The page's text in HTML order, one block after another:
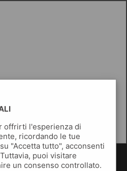
offrirti l'esperienza di
ricordando le tue
"Accetta tutto", acconsenti
puoi visitare
un consenso controllato.